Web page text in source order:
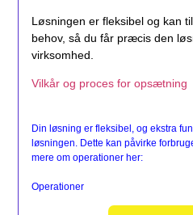
Løsningen er fleksibel og kan
behov, så du får præcis den
virksomhed.
Vilkår og proces for opsætning
Din løsning er fleksibel, og ekstra
løsningen. Dette kan påvirke
mere om operationer her:
Operationer